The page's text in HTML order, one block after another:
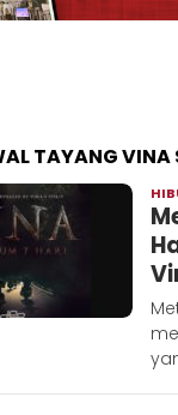
TAYANG VINA